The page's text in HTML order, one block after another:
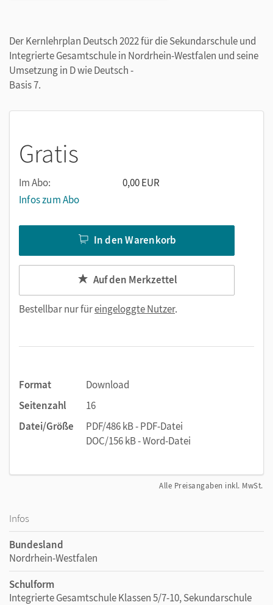
Der Kernlehrplan Deutsch 2022 für die Sekundarschule und
Integrierte Gesamtschule in Nordrhein-Westfalen und seine
Umsetzung in D wie Deutsch -
Basis 7.
Gratis
Im Abo:
0,00 EUR
Infos zum Abo
In den Warenkorb
Auf den Merkzettel
Bestellbar nur füreingeloggte Nutzer.
Format
Download
Seitenzahl
16
Datei/Größe
PDF/486 kB - PDF-Datei
DOC/156 kB - Word-Datei
Alle Preisangaben inkl. MwSt.
Infos
Bundesland
Nordrhein-Westfalen
Schulform
Integrierte Gesamtschule Klassen 5/7-10, Sekundarschule